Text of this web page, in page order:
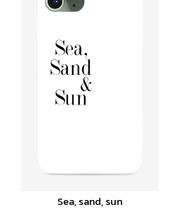
Sea, sand, sun